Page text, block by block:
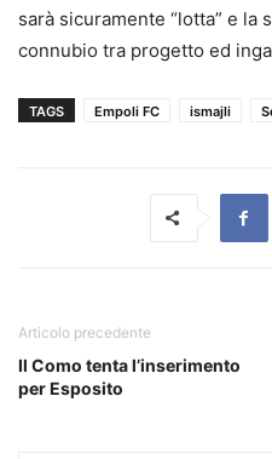
sarà sicuramente “lotta” e
connubio tra progetto ed
TAGS Empoli FC ismajli
Articolo precedente
Il Como tenta l’inserimento
per Esposito